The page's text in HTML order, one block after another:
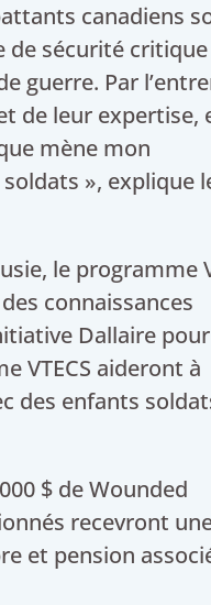
canadiens
de sécurité
guerre. Par
de leur expertise,
mène mon
», explique
le programme
connaissances
Dallaire pour
VTECS aideront à
des enfants
$ de Wounded
recevront
et pension